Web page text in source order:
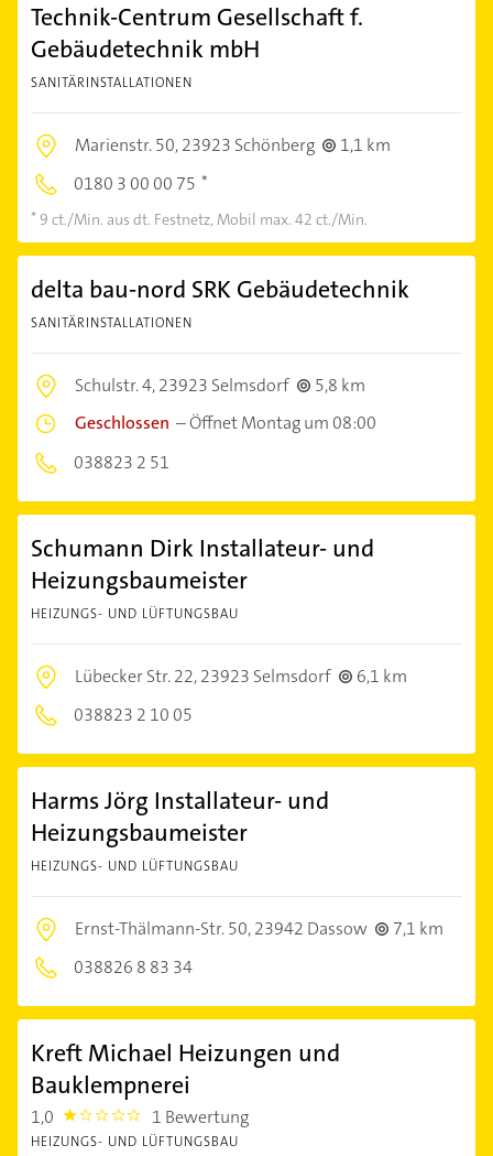
Technik-Centrum Gesellschaft f.
Gebäudetechnik mbH
SANITÄRINSTALLATIONEN
Marienstr. 50,23923 Schönberg
1,1 km
0180 3 00 00 75
9 ct./Min. aus dt. Festnetz, Mobil max. 42 ct./Min.
delta bau-nord SRK Gebäudetechnik
SANITÄRINSTALLATIONEN
Schulstr. 4,23923 Selmsdorf
5,8 km
Geschlossen –Öffnet Montag um 08:00
038823 2 51
Schumann Dirk Installateur- und
Heizungsbaumeister
HEIZUNGS- UND LÜFTUNGSBAU
Lübecker Str. 22,23923 Selmsdorf
6,1 km
038823 2 10 05
Harms Jörg Installateur- und
Heizungsbaumeister
HEIZUNGS- UND LÜFTUNGSBAU
Ernst-Thälmann-Str. 50,23942 Dassow
7,1 km
038826 8 83 34
Kreft Michael Heizungen und
Bauklempnerei
1,0 1.0 1 Bewertung
HEIZUNGS- UND LÜFTUNGSBAU